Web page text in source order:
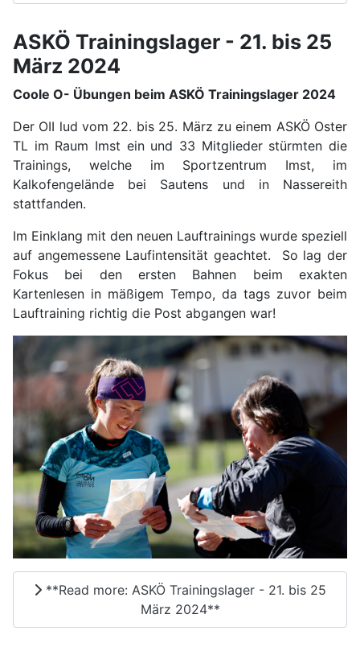
ASKÖ Trainingslager - 21. bis 25
März 2024
Coole O- Übungen beim ASKÖ Trainingslager 2024
Der OII lud vom 22. bis 25. März zu einem ASKÖ Oster
TL im Raum Imst ein und 33 Mitglieder stürmten die
Trainings, welche im Sportzentrum Imst, im
Kalkofengelände bei Sautens und in Nassereith
stattfanden.
Im Einklang mit den neuen Lauftrainings wurde speziell
auf angemessene Laufintensität geachtet. So lag der
Fokus bei den ersten Bahnen beim exakten
Kartenlesen in mäßigem Tempo, da tags zuvor beim
Lauftraining richtig die Post abgangen war!
**Read more: ASKÖ Trainingslager - 21. bis 25
März 2024**